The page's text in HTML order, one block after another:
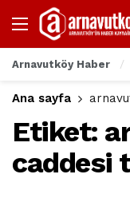
Arnavutköy Haber
Ana sayfa
Etiket:
caddesi